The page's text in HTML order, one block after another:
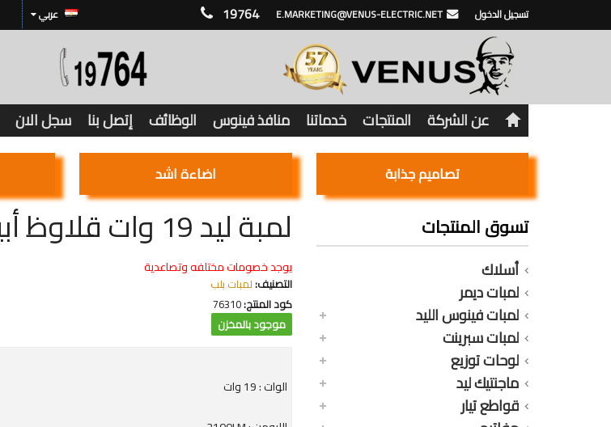
19764 E.MARKETING@VENUS-ELECTRIC.NET تسجيل الدخول عربي
عن الشركة المنتجات خدماتنا منافذ فينوس الوظائف إتصل بنا سجل الان
تصاميم جذابة اضاءة اشد
تسوق المنتجات
أسلاك
لمبات ديمر
لمبات فينوس الليد
لمبات سبرينت
لوحات توزيع
ماجنتيك ليد
قواطع تيار
لمبة ليد 19 وات قلاوظ أبيض 2100 ليومن
يوجد خصومات مختلفه وتصاعدية
التصنيف:لمبات بلب
كود المنتج:76310
موجود بالمخزن
الوات : 19 وات